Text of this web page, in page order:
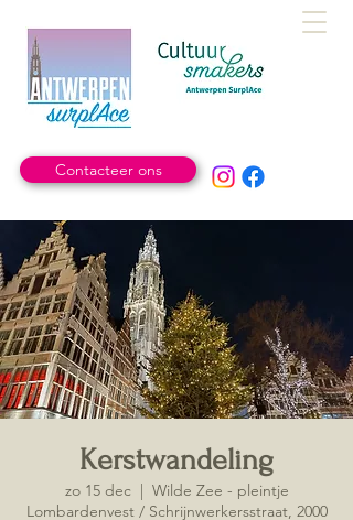
Contacteer ons
Kerstwandeling
zo 15 dec
  |
Wilde Zee - pleintje
Lombardenvest / Schrijnwerkersstraat, 2000